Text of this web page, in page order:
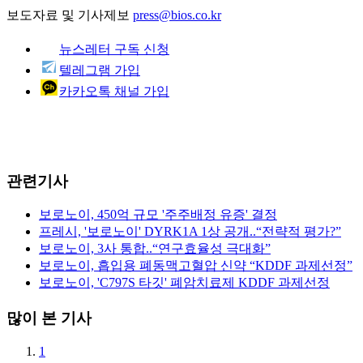
보도자료 및 기사제보 press@bios.co.kr
뉴스레터 구독 신청
텔레그램 가입
카카오톡 채널 가입
관련기사
보로노이, 450억 규모 '주주배정 유증' 결정
프레시, '보로노이' DYRK1A 1상 공개..“전략적 평가?”
보로노이, 3사 통합..“연구효율성 극대화”
보로노이, 흡입용 폐동맥고혈압 신약 “KDDF 과제선정”
보로노이, 'C797S 타깃' 폐암치료제 KDDF 과제선정
많이 본 기사
1